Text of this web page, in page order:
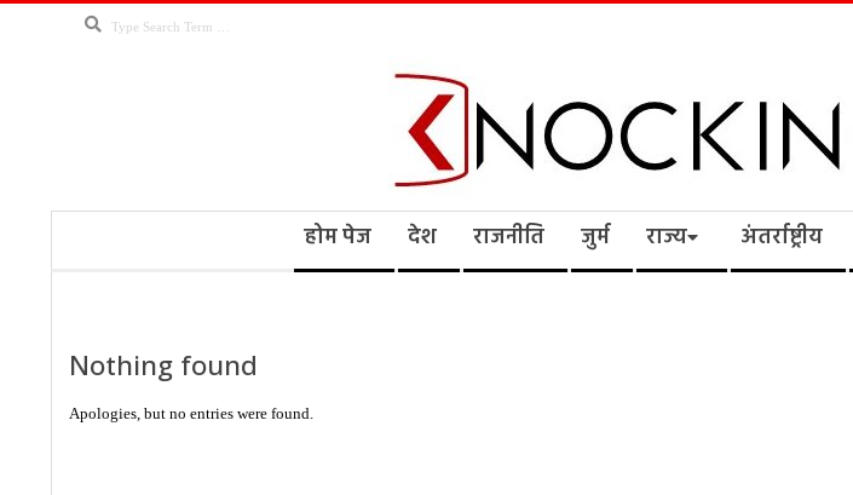
Search
Knocking
होम पेज देश राजनीति जुर्म राज्य अंतर्राष्ट्रीय
Nothing found
Apologies, but no entries were found.